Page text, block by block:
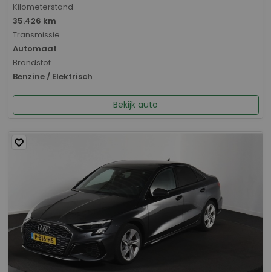
Kilometerstand
35.426 km
Transmissie
Automaat
Brandstof
Benzine / Elektrisch
Bekijk auto